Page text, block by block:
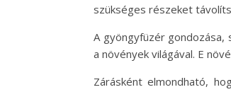
szükséges részeket
A gyöngyfüzér gondozása,
a növények világával. E
Zárásként elmondható,